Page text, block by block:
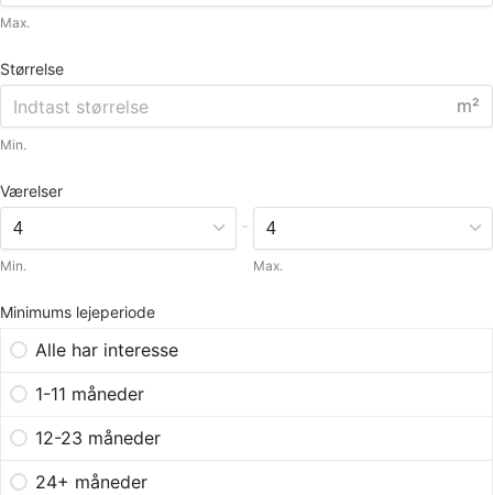
Max.
Størrelse
m²
Min.
Værelser
Min.
-
Max.
Minimums lejeperiode
Alle har interesse
1-11 måneder
12-23 måneder
24+ måneder